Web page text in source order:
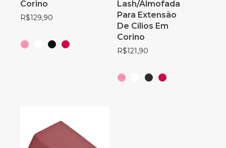
Corino
R$129,90
Lash/Almofada
Para Extensão
De Cílios Em
Corino
R$121,90